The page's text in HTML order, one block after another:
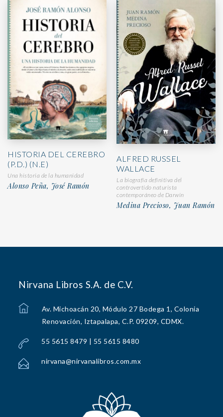
HISTORIA DEL CEREBRO
(P.D.) (N.E)
Una historia de la humanidad
Alonso Peña, José Ramón
ALFRED RUSSEL
WALLACE
La biografía definitiva del
controvertido naturista
contemporáneo de Darwin
Medina Precioso, Juan Ramón
Nirvana Libros S.A. de C.V.
Av. Michoacán 20, Módulo 27 Bodega 1, Colonia
Renovación, Iztapalapa, C.P. 09209, CDMX.
55 5615 8479 | 55 5615 8480
nirvana@nirvanalibros.com.mx